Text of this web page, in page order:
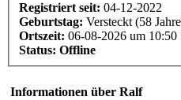
Registriert seit: 04-12-2022
Geburtstag: Versteckt (58
Ortszeit: 06-08-2026 um 10:50
Status: Offline
Informationen über Ralf